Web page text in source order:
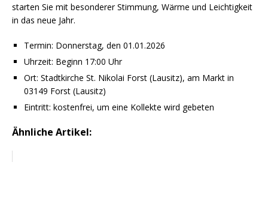
starten Sie mit besonderer Stimmung, Wärme und Leichtigkeit
in das neue Jahr.
Termin: Donnerstag, den 01.01.2026
Uhrzeit: Beginn 17:00 Uhr
Ort: Stadtkirche St. Nikolai Forst (Lausitz), am Markt in
03149 Forst (Lausitz)
Eintritt: kostenfrei, um eine Kollekte wird gebeten
Ähnliche Artikel: